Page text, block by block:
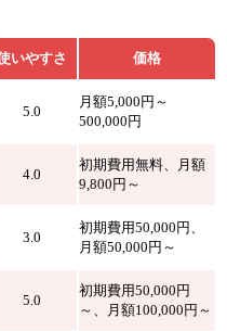
いやすさ 価格
5.0
月額5,000円～
500,000円
4.0
初期費用無料、月額
9,800円～
3.0
初期費用50,000円、
月額50,000円～
5.0
初期費用50,000円
～、月額100,000円～